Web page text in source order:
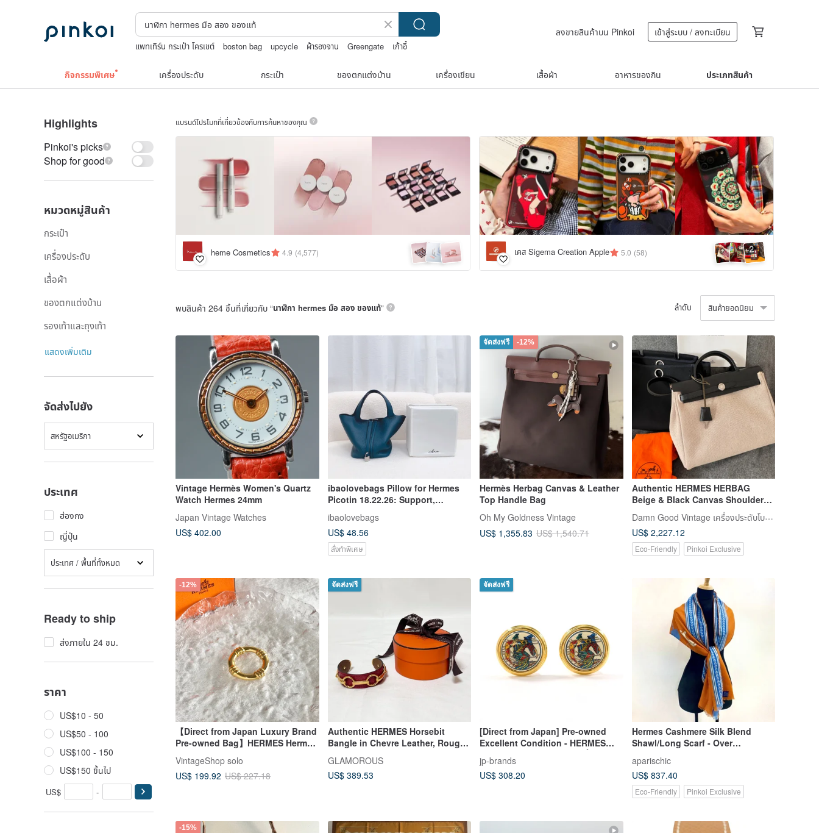
แพทเทิร์น กระเป๋า โครเชต์ boston bag upcycle ผ้ารองจาน Greengate
เก้าอี้
ลงขายสินค้าบน Pinkoi เข้าสู่ระบบ / ลงทะเบียน
กิจกรรมพิเศษ เครื่องประดับ กระเป๋า ของตกแต่งบ้าน เครื่องเขียน เสื้อผ้า อาหารของกิน ประเภทสินค้า
Highlights
Pinkoi's picks
Shop for good
หมวดหมู่สินค้า
กระเป๋า
เครื่องประดับ
เสื้อผ้า
ของตกแต่งบ้าน
รองเท้าและถุงเท้า
แสดงเพิ่มเติม
จัดส่งไปยัง
สหรัฐอเมริกา
ประเทศ
ฮ่องกง
ญี่ปุ่น
ประเทศ / พื้นที่ทั้งหมด
Ready to ship
ส่งภายใน 24 ชม.
ราคา
US$10 - 50
US$50 - 100
US$100 - 150
US$150 ขึ้นไป
US$ -
แบรนด์โปรโมทที่เกี่ยวข้องกับการค้นหาของคุณ
heme Cosmetics 4.9 (4,577) เคส Sigema Creation Apple 5.0 (58) +2
พบสินค้า 264 ชิ้นที่เกี่ยวกับ “นาฬิกา hermes มือ สอง ของแท้” ลำดับ สินค้ายอดนิยม
Vintage Hermès Women's Quartz
Watch Hermes 24mm
Japan Vintage Watches
US$ 402.00
ibaolovebags Pillow for Hermes
Picotin 18.22.26: Support,
Moisture Control, and Shape
Preservation
ibaolovebags
US$ 48.56
สั่งทำพิเศษ
จัดส่งฟรี -12%
Hermès Herbag Canvas & Leather
Top Handle Bag
Oh My Goldness Vintage
US$ 1,355.83 US$ 1,540.71
Authentic HERMES HERBAG
Beige & Black Canvas Shoulder
Bag
Damn Good Vintage เครื่องประดับโบราณแสนงดงาม
US$ 2,227.12
Eco-Friendly Pinkoi Exclusive
-12%
【Direct from Japan Luxury Brand
Pre-owned Bag】HERMES Hermes
Old 8z4dfe
VintageShop solo
US$ 199.92 US$ 227.18
จัดส่งฟรี
Authentic HERMES Horsebit
Bangle in Chevre Leather, Rouge
GLAMOROUS
US$ 389.53
จัดส่งฟรี
[Direct from Japan] Pre-owned
Excellent Condition - HERMES
Clip-On Earrings, Round Émail
(Cloisonné Enamel), Metal, Gold,
Accessories
jp-brands
US$ 308.20
Hermes Cashmere Silk Blend
Shawl/Long Scarf - Over
Website
aparischic
US$ 837.40
Eco-Friendly Pinkoi Exclusive
-15%